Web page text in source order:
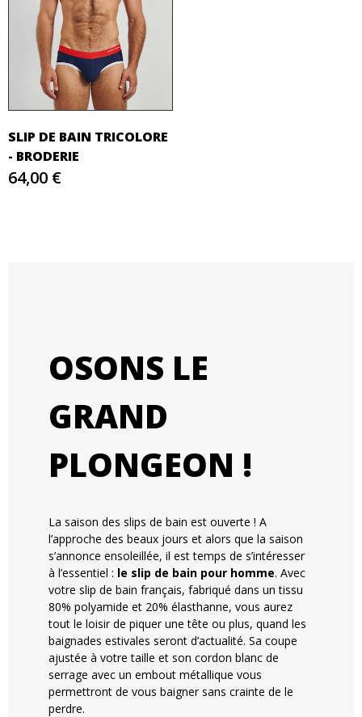
SLIP DE BAIN TRICOLORE
- BRODERIE
64,00 €
OSONS LE
GRAND
PLONGEON !
La saison des slips de bain est ouverte ! A
l’approche des beaux jours et alors que la saison
s’annonce ensoleillée, il est temps de s’intéresser
à l’essentiel : le slip de bain pour homme. Avec
votre slip de bain français, fabriqué dans un tissu
80% polyamide et 20% élasthanne, vous aurez
tout le loisir de piquer une tête ou plus, quand les
baignades estivales seront d’actualité. Sa coupe
ajustée à votre taille et son cordon blanc de
serrage avec un embout métallique vous
permettront de vous baigner sans crainte de le
perdre.